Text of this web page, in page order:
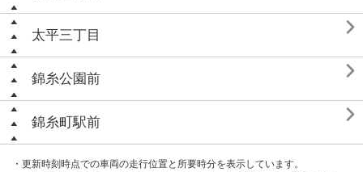
太平三丁目 
錦糸公園前 
錦糸町駅前 
・更新時刻時点での車両の走行位置と所要時分を表示しています。